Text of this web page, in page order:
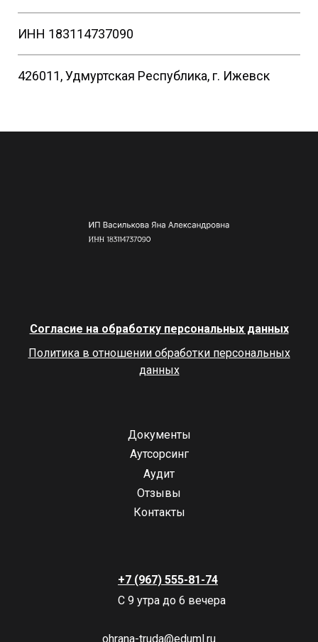
ИНН 183114737090
426011, Удмуртская Республика, г. Ижевск
Согласие на обработку персональных данных
Политика в отношении обработки персональных
данных
Документы
Аутсорсинг
Аудит
Отзывы
Контакты
+7 (967) 555-81-74
С 9 утра до 6 вечера
ohrana-truda@eduml.ru